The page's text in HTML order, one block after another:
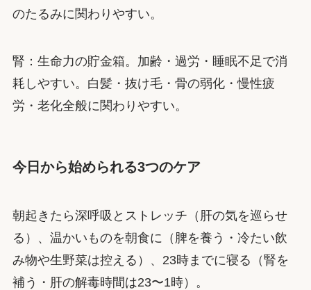
のたるみに関わりやすい。
腎：生命力の貯金箱。加齢・過労・睡眠不足で消
耗しやすい。白髪・抜け毛・骨の弱化・慢性疲
労・老化全般に関わりやすい。
今日から始められる3つのケア
朝起きたら深呼吸とストレッチ（肝の気を巡らせ
る）、温かいものを朝食に（脾を養う・冷たい飲
み物や生野菜は控える）、23時までに寝る（腎を
補う・肝の解毒時間は23〜1時）。